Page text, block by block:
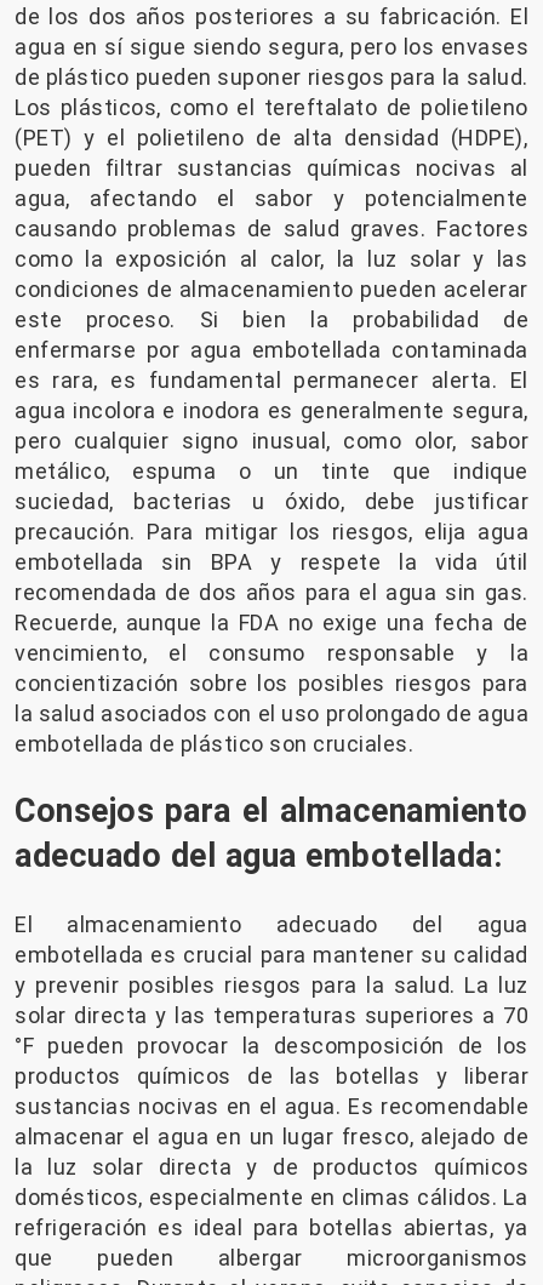
de los dos años posteriores a su fabricación. El
agua en sí sigue siendo segura, pero los envases
de plástico pueden suponer riesgos para la salud.
Los plásticos, como el tereftalato de polietileno
(PET) y el polietileno de alta densidad (HDPE),
pueden filtrar sustancias químicas nocivas al
agua, afectando el sabor y potencialmente
causando problemas de salud graves. Factores
como la exposición al calor, la luz solar y las
condiciones de almacenamiento pueden acelerar
este proceso. Si bien la probabilidad de
enfermarse por agua embotellada contaminada
es rara, es fundamental permanecer alerta. El
agua incolora e inodora es generalmente segura,
pero cualquier signo inusual, como olor, sabor
metálico, espuma o un tinte que indique
suciedad, bacterias u óxido, debe justificar
precaución. Para mitigar los riesgos, elija agua
embotellada sin BPA y respete la vida útil
recomendada de dos años para el agua sin gas.
Recuerde, aunque la FDA no exige una fecha de
vencimiento, el consumo responsable y la
concientización sobre los posibles riesgos para
la salud asociados con el uso prolongado de agua
embotellada de plástico son cruciales.
Consejos para el almacenamiento
adecuado del agua embotellada:
El almacenamiento adecuado del agua
embotellada es crucial para mantener su calidad
y prevenir posibles riesgos para la salud. La luz
solar directa y las temperaturas superiores a 70
°F pueden provocar la descomposición de los
productos químicos de las botellas y liberar
sustancias nocivas en el agua. Es recomendable
almacenar el agua en un lugar fresco, alejado de
la luz solar directa y de productos químicos
domésticos, especialmente en climas cálidos. La
refrigeración es ideal para botellas abiertas, ya
que pueden albergar microorganismos